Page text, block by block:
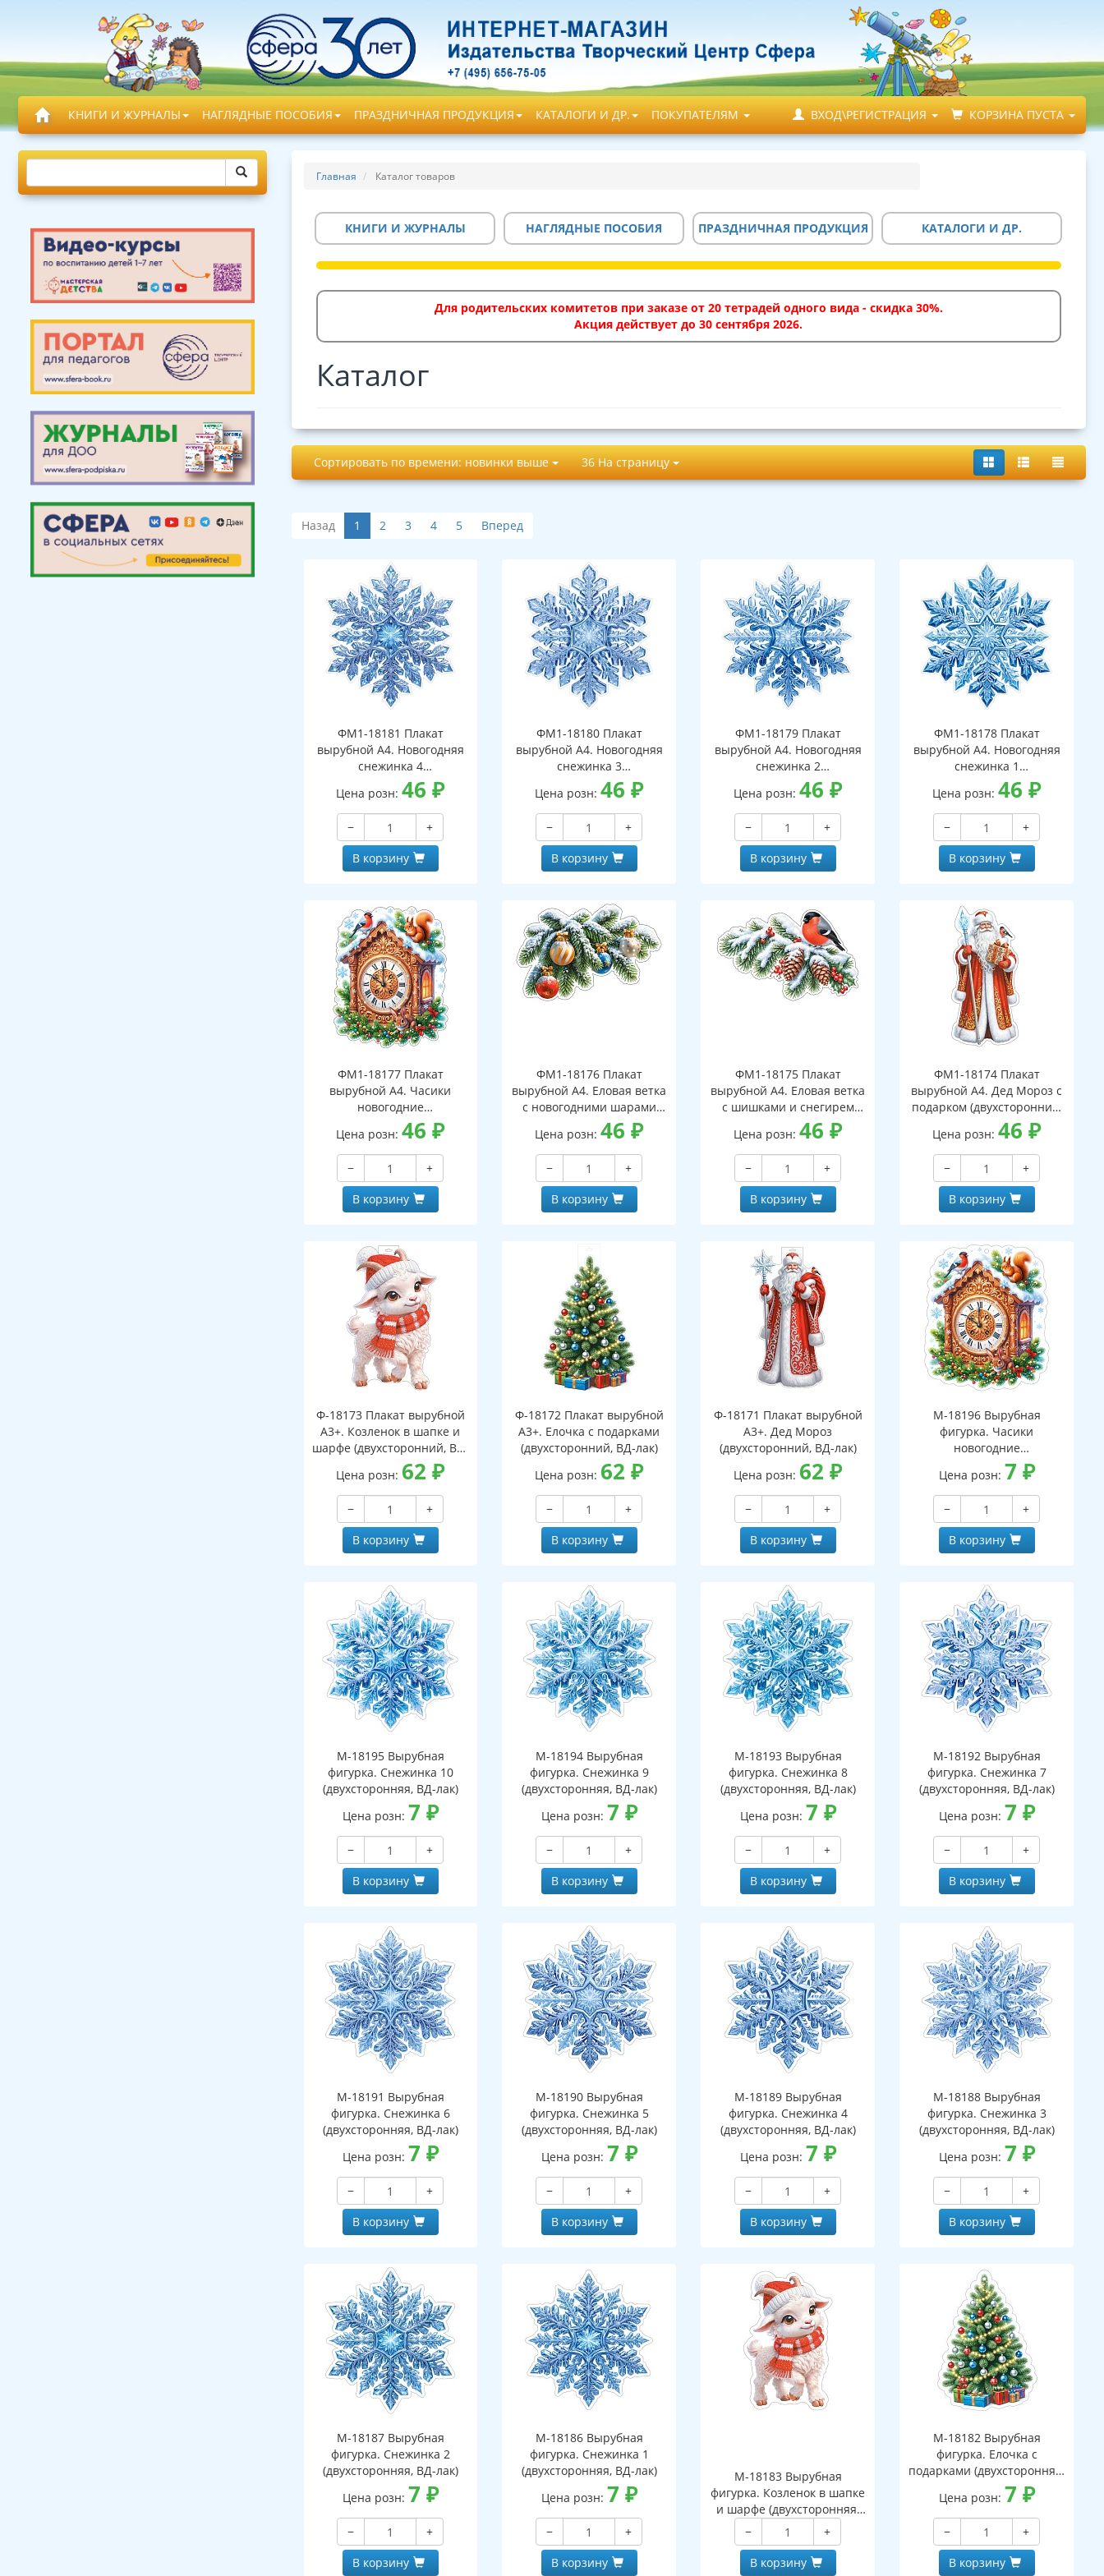
КНИГИ И ЖУРНАЛЫ НАГЛЯДНЫЕ ПОСОБИЯ ПРАЗДНИЧНАЯ ПРОДУКЦИЯ КАТАЛОГИ И ДР. ПОКУПАТЕЛЯМ ВХОД\РЕГИСТРАЦИЯ КОРЗИНА ПУСТА
Главная Каталог товаров
КНИГИ И ЖУРНАЛЫ НАГЛЯДНЫЕ ПОСОБИЯ ПРАЗДНИЧНАЯ ПРОДУКЦИЯ КАТАЛОГИ И ДР.
Для родительских комитетов при заказе от 20 тетрадей одного вида - скидка 30%.
Акция действует до 30 сентября 2026.
Каталог
Сортировать по времени: новинки выше 36 На страницу
Назад 1 2 3 4 5 Вперед
ФМ1-18181 Плакат
вырубной А4. Новогодняя
снежинка 4
(двухсторонний, ВД-лак)
Цена розн:46₽
−
+
В корзину
ФМ1-18180 Плакат
вырубной А4. Новогодняя
снежинка 3
(двухсторонний, ВД-лак)
Цена розн:46₽
−
+
В корзину
ФМ1-18179 Плакат
вырубной А4. Новогодняя
снежинка 2
(двухсторонний, ВД-лак)
Цена розн:46₽
−
+
В корзину
ФМ1-18178 Плакат
вырубной А4. Новогодняя
снежинка 1
(двухсторонний, ВД-лак)
Цена розн:46₽
−
+
В корзину
ФМ1-18177 Плакат
вырубной А4. Часики
новогодние
(двухсторонний, ВД-лак)
Цена розн:46₽
−
+
В корзину
ФМ1-18176 Плакат
вырубной А4. Еловая ветка
с новогодними шарами
(двухсторонний, ВД-лак)
Цена розн:46₽
−
+
В корзину
ФМ1-18175 Плакат
вырубной А4. Еловая ветка
с шишками и снегирем
(двухсторонний, ВД-лак)
Цена розн:46₽
−
+
В корзину
ФМ1-18174 Плакат
вырубной А4. Дед Мороз с
подарком (двухсторонний,
ВД-лак)
Цена розн:46₽
−
+
В корзину
Ф-18173 Плакат вырубной
А3+. Козленок в шапке и
шарфе (двухсторонний, ВД-
Цена розн: 62₽
−
+
В корзину
Ф-18172 Плакат вырубной
А3+. Елочка с подарками
(двухсторонний, ВД-лак)
Цена розн: 62₽
−
+
В корзину
Ф-18171 Плакат вырубной
А3+. Дед Мороз
(двухсторонний, ВД-лак)
Цена розн: 62₽
−
+
В корзину
М-18196 Вырубная
фигурка. Часики
новогодние
(двухсторонняя, ВД-лак)
Цена розн: 7 ₽
−
+
В корзину
М-18195 Вырубная
фигурка. Снежинка 10
(двухсторонняя, ВД-лак)
Цена розн: 7 ₽
−
+
В корзину
М-18194 Вырубная
фигурка. Снежинка 9
(двухсторонняя, ВД-лак)
Цена розн: 7 ₽
−
+
В корзину
М-18193 Вырубная
фигурка. Снежинка 8
(двухсторонняя, ВД-лак)
Цена розн: 7 ₽
−
+
В корзину
М-18192 Вырубная
фигурка. Снежинка 7
(двухсторонняя, ВД-лак)
Цена розн: 7 ₽
−
+
В корзину
М-18191 Вырубная
фигурка. Снежинка 6
(двухсторонняя, ВД-лак)
Цена розн: 7 ₽
−
+
В корзину
М-18190 Вырубная
фигурка. Снежинка 5
(двухсторонняя, ВД-лак)
Цена розн: 7 ₽
−
+
В корзину
М-18189 Вырубная
фигурка. Снежинка 4
(двухсторонняя, ВД-лак)
Цена розн: 7 ₽
−
+
В корзину
М-18188 Вырубная
фигурка. Снежинка 3
(двухсторонняя, ВД-лак)
Цена розн: 7 ₽
−
+
В корзину
М-18187 Вырубная
фигурка. Снежинка 2
(двухсторонняя, ВД-лак)
Цена розн: 7 ₽
−
+
В корзину
М-18186 Вырубная
фигурка. Снежинка 1
(двухсторонняя, ВД-лак)
Цена розн: 7 ₽
−
+
В корзину
М-18183 Вырубная
фигурка. Козленок в шапке
и шарфе (двухсторонняя,
ВД-лак)
−
+
В корзину
М-18182 Вырубная
фигурка. Елочка с
подарками (двухсторонняя,
ВД-лак)
Цена розн: 7 ₽
−
+
В корзину